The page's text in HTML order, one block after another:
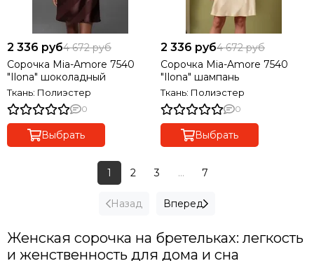
2 336 руб4 672 руб
Сорочка Mia-Amore 7540
"Ilona" шоколадный
Ткань: Полиэстер
0
Выбрать
2 336 руб4 672 руб
Сорочка Mia-Amore 7540
"Ilona" шампань
Ткань: Полиэстер
0
Выбрать
Назад
1 2 3 ... 7
Вперед
Женская сорочка на бретельках: легкость
и женственность для дома и сна